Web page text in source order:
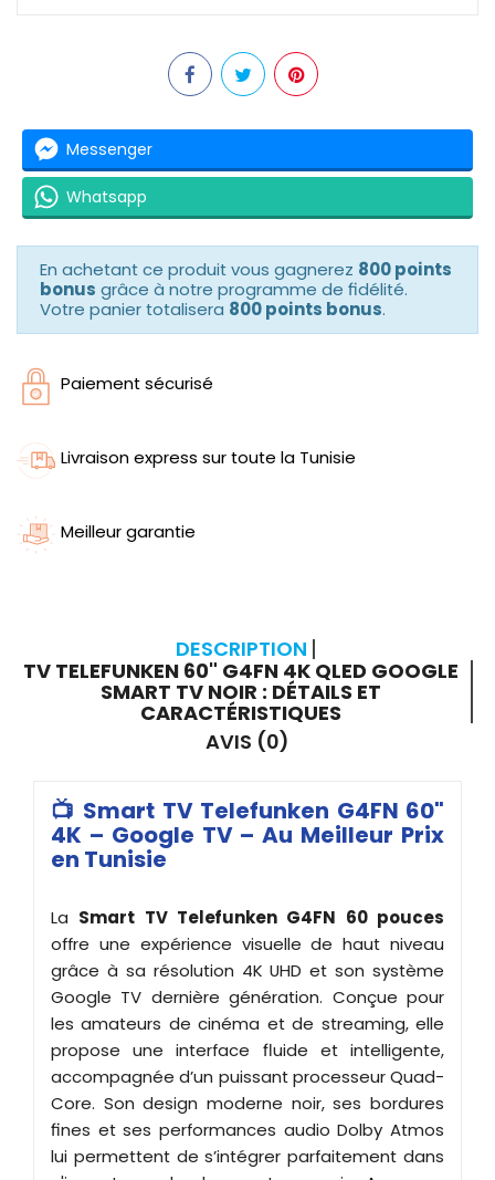
Messenger
Whatsapp
En achetant ce produit vous gagnerez 800 points
bonus grâce à notre programme de fidélité.
Votre panier totalisera 800 points bonus.
Paiement sécurisé
Livraison express sur toute la Tunisie
Meilleur garantie
DESCRIPTION
TV TELEFUNKEN 60" G4FN 4K QLED GOOGLE
SMART TV NOIR : DÉTAILS ET
CARACTÉRISTIQUES
AVIS (0)
📺 Smart TV Telefunken G4FN 60"
4K – Google TV – Au Meilleur Prix
en Tunisie
La Smart TV Telefunken G4FN 60 pouces
offre une expérience visuelle de haut niveau
grâce à sa résolution 4K UHD et son système
Google TV dernière génération. Conçue pour
les amateurs de cinéma et de streaming, elle
propose une interface fluide et intelligente,
accompagnée d’un puissant processeur Quad-
Core. Son design moderne noir, ses bordures
fines et ses performances audio Dolby Atmos
lui permettent de s’intégrer parfaitement dans